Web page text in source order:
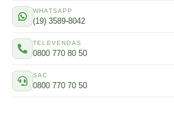
WHATSAPP
(19) 3589-8042
TELEVENDAS
0800 770 80 50
SAC
0800 770 70 50